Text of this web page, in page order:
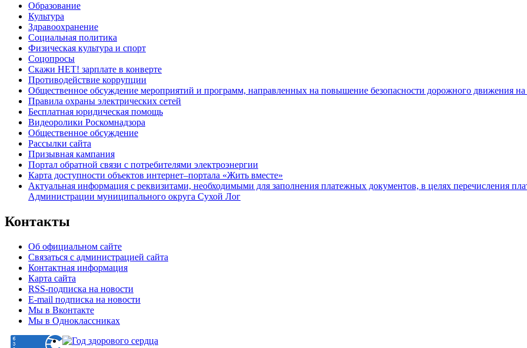
Образование
Культура
Здравоохранение
Социальная политика
Физическая культура и спорт
Соцопросы
Скажи НЕТ! зарплате в конверте
Противодействие коррупции
Общественное обсуждение мероприятий и программ, направленных на повышение безопасности дорожного движения на
Правила охраны электрических сетей
Бесплатная юридическая помощь
Видеоролики Роскомнадзора
Общественное обсуждение
Рассылки сайта
Призывная кампания
Портал обратной связи с потребителями электроэнергии
Карта доступности объектов интернет–портала «Жить вместе»
Актуальная информация с реквизитами, необходимыми для заполнения платежных документов, в целях перечисления
Администрации муниципального округа Сухой Лог
Контакты
Об официальном сайте
Связаться с администрацией сайта
Контактная информация
Карта сайта
RSS-подписка на новости
E-mail подписка на новости
Мы в Вконтакте
Мы в Одноклассниках